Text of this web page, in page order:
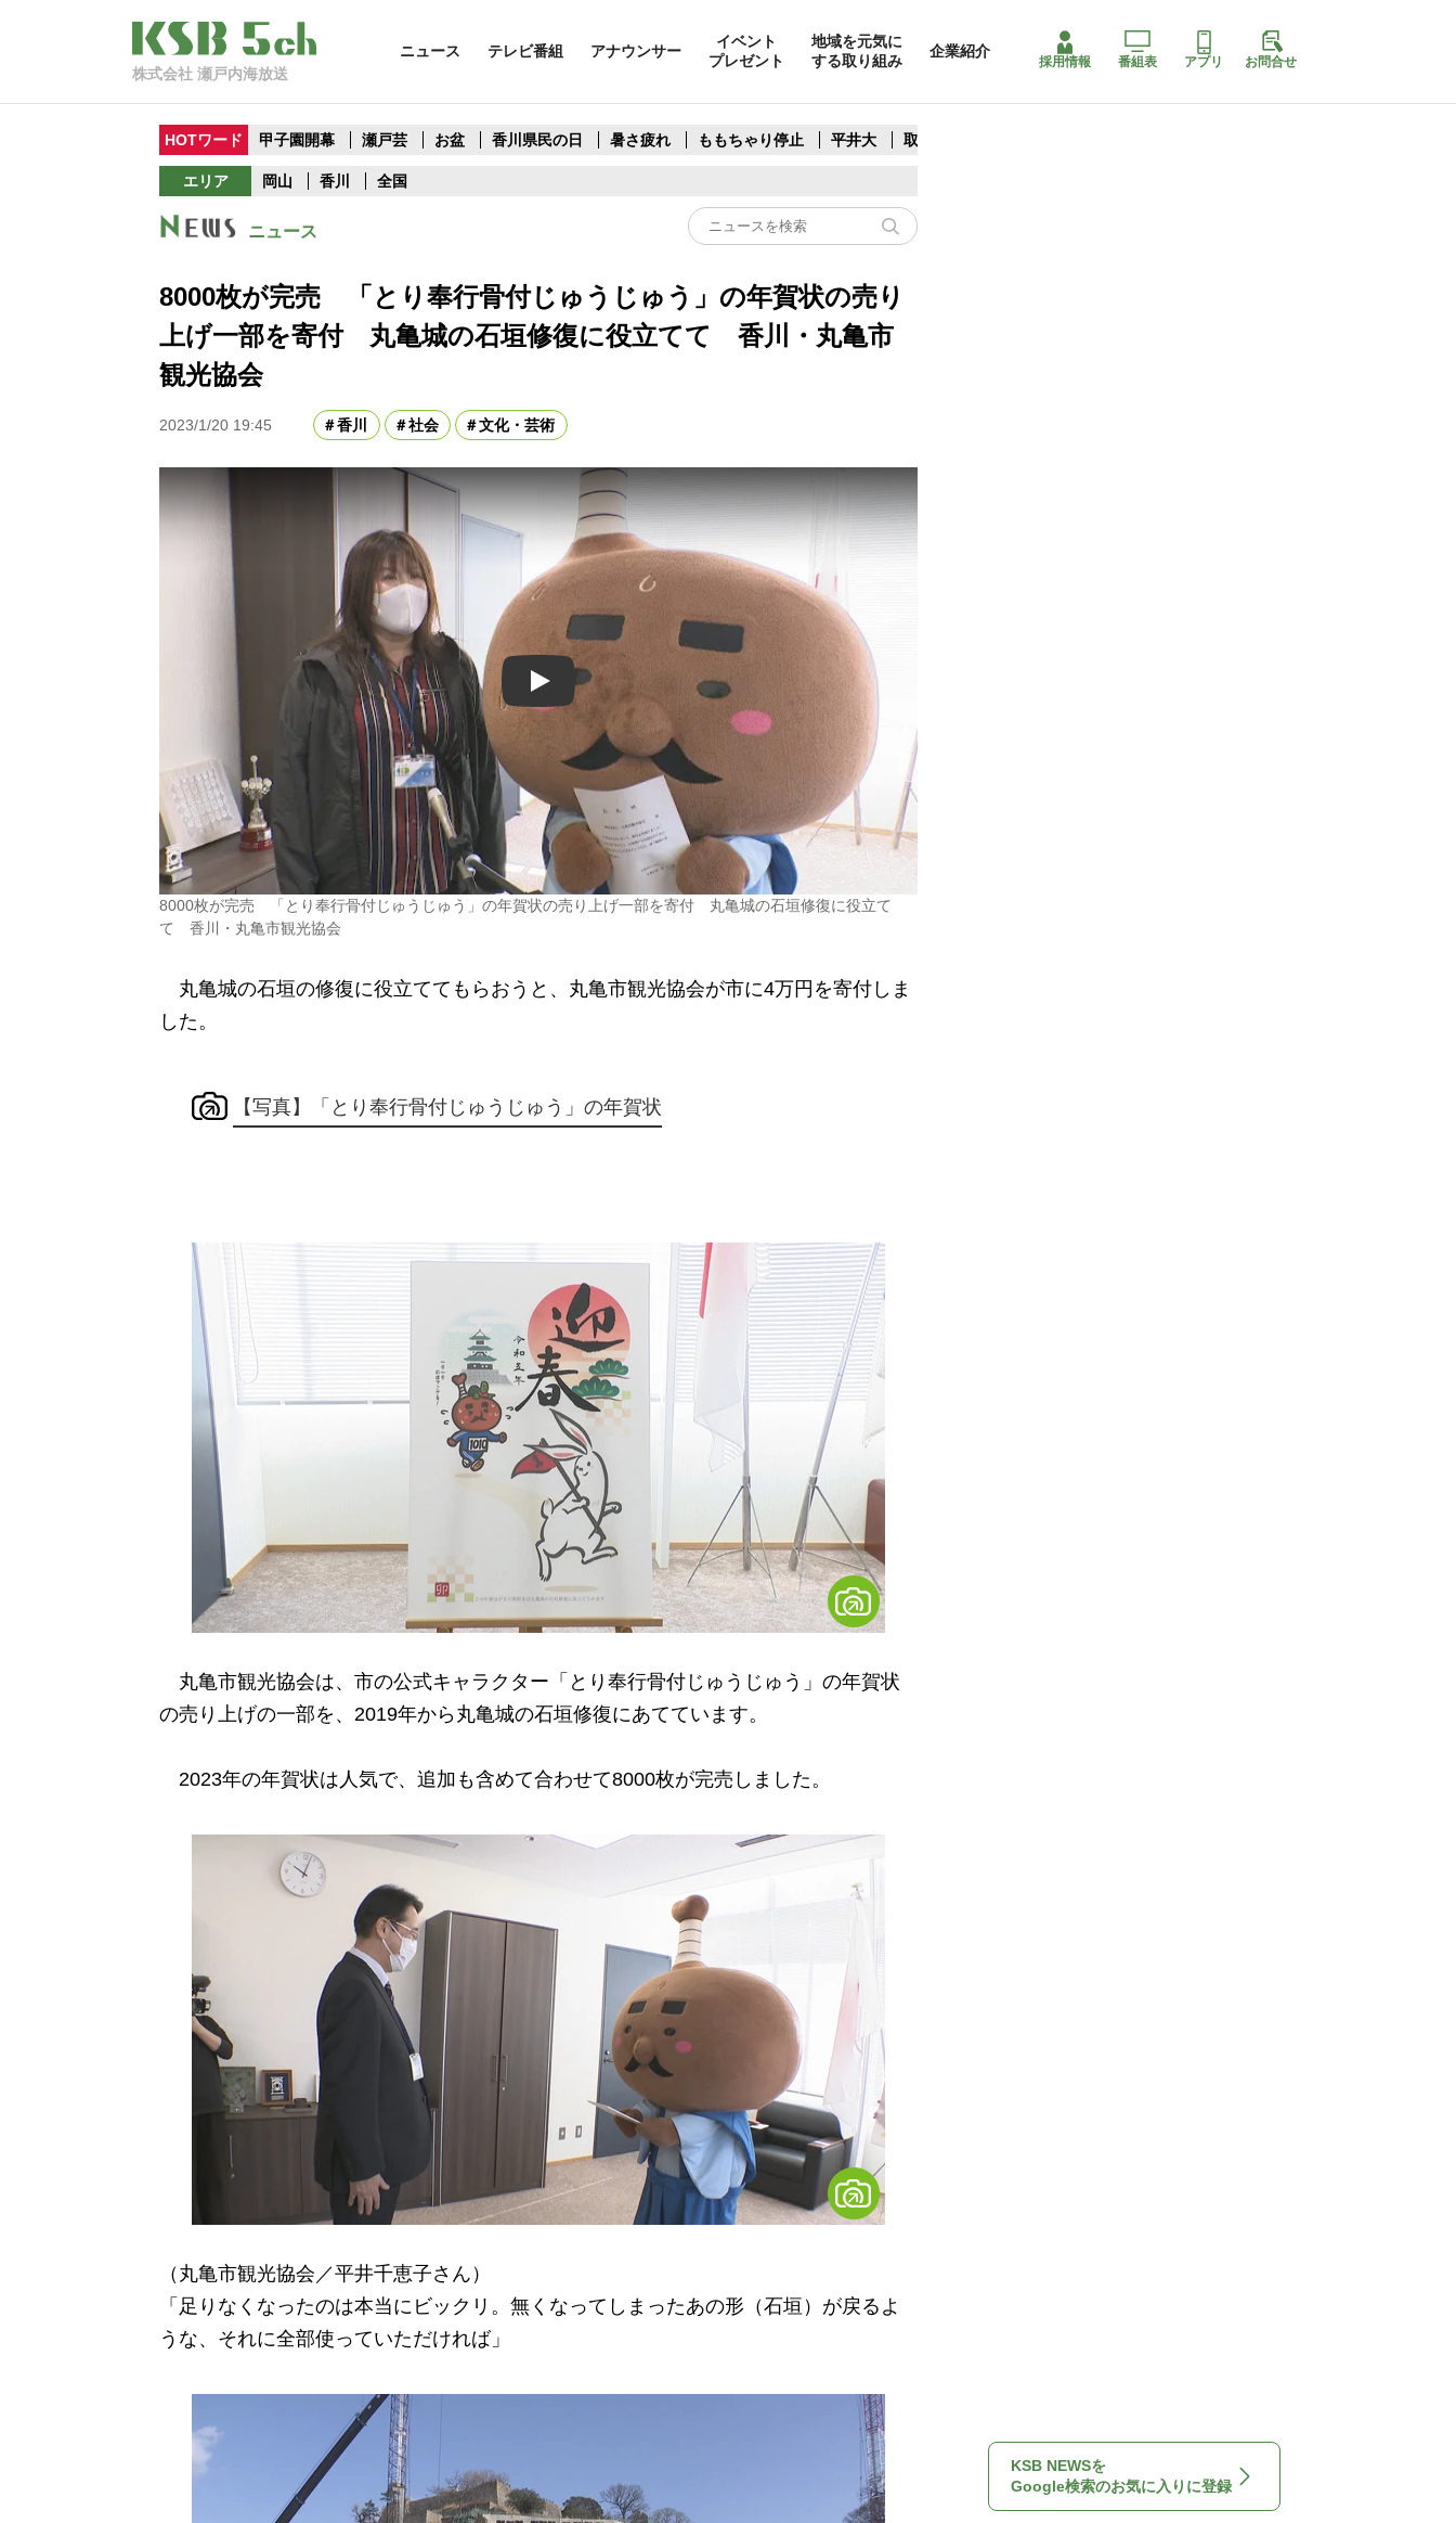
株式会社 瀬戸内海放送
ニュース テレビ番組 アナウンサー
イベント
プレゼント
地域を元気に
する取り組み
企業紹介
採用情報 番組表 アプリ お問合せ
HOTワード 甲子園開幕 瀬戸芸 お盆 香川県民の日 暑さ疲れ ももちゃり停止 平井大 取水制限
エリア 岡山 香川 全国
ニュース
8000枚が完売 「とり奉行骨付じゅうじゅう」の年賀状の売り
上げ一部を寄付 丸亀城の石垣修復に役立てて 香川・丸亀市
観光協会
2023/1/20 19:45 香川 社会 文化・芸術
Play
8000枚が完売 「とり奉行骨付じゅうじゅう」の年賀状の売り上げ一部を寄付 丸亀城の石垣修復に役立て
て 香川・丸亀市観光協会
丸亀城の石垣の修復に役立ててもらおうと、丸亀市観光協会が市に4万円を寄付しま
した。
【写真】「とり奉行骨付じゅうじゅう」の年賀状
丸亀市観光協会は、市の公式キャラクター「とり奉行骨付じゅうじゅう」の年賀状
の売り上げの一部を、2019年から丸亀城の石垣修復にあてています。
2023年の年賀状は人気で、追加も含めて合わせて8000枚が完売しました。
（丸亀市観光協会／平井千恵子さん）
「足りなくなったのは本当にビックリ。無くなってしまったあの形（石垣）が戻るよ
うな、それに全部使っていただければ」
KSB NEWSを
Google検索のお気に入りに登録